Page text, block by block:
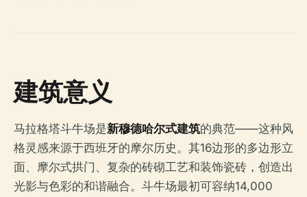
建筑意义
马拉格塔斗牛场是新穆德哈尔式建筑的典范——这种风
格灵感来源于西班牙的摩尔历史。其16边形的多边形立
面、摩尔式拱门、复杂的砖砌工艺和装饰瓷砖，创造出
光影与色彩的和谐融合。斗牛场最初可容纳14,000